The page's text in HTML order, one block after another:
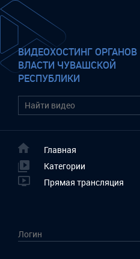
ВИДЕОХОСТИНГ ОРГАНОВ
ВЛАСТИ ЧУВАШСКОЙ
РЕСПУБЛИКИ
Главная
Категории
Прямая трансляция